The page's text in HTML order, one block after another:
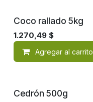
Coco rallado 5kg
1.270,49 $
Agregar al carrito
Cedrón 500g